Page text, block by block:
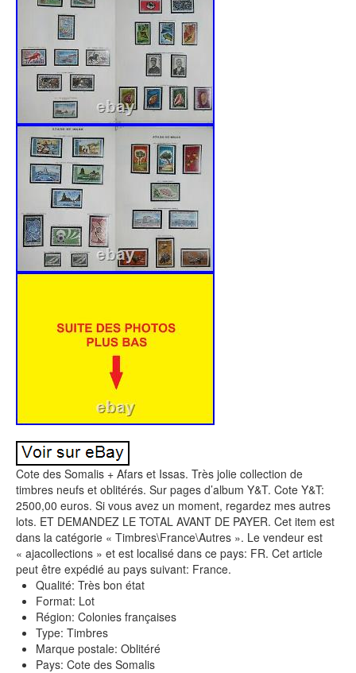
Cote des Somalis + Afars et Issas. Très jolie collection de
timbres neufs et oblitérés. Sur pages d’album Y&T. Cote Y&T:
2500,00 euros. Si vous avez un moment, regardez mes autres
lots. ET DEMANDEZ LE TOTAL AVANT DE PAYER. Cet item est
dans la catégorie « Timbres\France\Autres ». Le vendeur est
« ajacollections » et est localisé dans ce pays: FR. Cet article
peut être expédié au pays suivant: France.
Qualité: Très bon état
Format: Lot
Région: Colonies françaises
Type: Timbres
Marque postale: Oblitéré
Pays: Cote des Somalis